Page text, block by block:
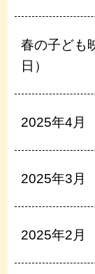
春の子ども
日）
2025年4月
2025年3月
2025年2月